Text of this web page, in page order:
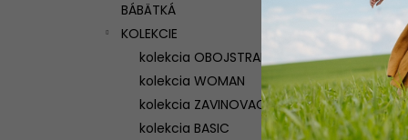
BÁBÄTKÁ
KOLEKCIE
kolekcia OBOJSTRANNÁ
kolekcia WOMAN
kolekcia ZAVINOVACIA
kolekcia BASIC